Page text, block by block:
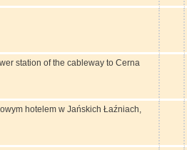
station of the cableway to Cerna
hotelem w Jańskich Łaźniach,